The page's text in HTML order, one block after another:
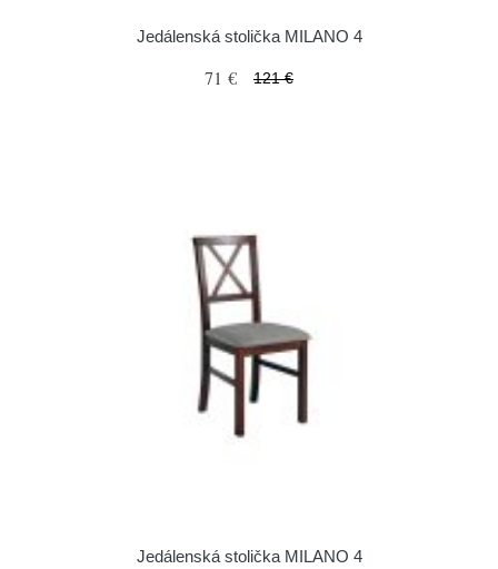
Jedálenská stolička MILANO 4
71 € 121 €
Jedálenská stolička MILANO 4